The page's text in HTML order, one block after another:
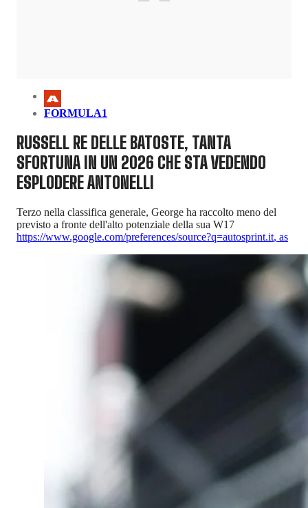
FORMULA1
RUSSELL RE DELLE BATOSTE, TANTA
SFORTUNA IN UN 2026 CHE STA VEDENDO
ESPLODERE ANTONELLI
Terzo nella classifica generale, George ha raccolto meno del
previsto a fronte dell'alto potenziale della sua W17
https://www.google.com/preferences/source?q=autosprint.it, as